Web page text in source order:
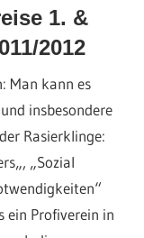
1. &
2012
Man kann es
insbesondere
Rasierklinge:
„Sozial
ein Profiverein in